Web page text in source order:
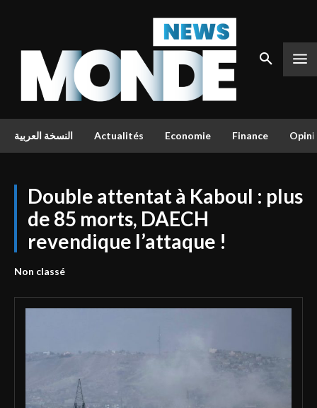
النسخة العربية Actualités Economie Finance
Double attentat à Kaboul : plus
de 85 morts, DAECH
revendique l’attaque !
Non classé